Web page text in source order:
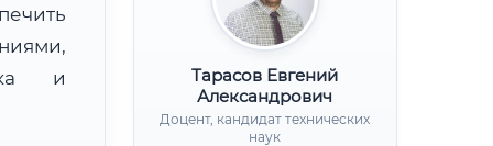
Тарасов Евгений
Александрович
Доцент, кандидат технических
наук
и